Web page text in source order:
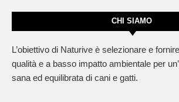
CHI SIAMO
L’obiettivo di Naturive è selezionare e
qualità e a basso impatto ambientale per
sana ed equilibrata di cani e gatti.